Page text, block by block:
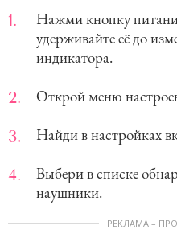
Нажми кнопку
удерживайте её до
индикатора.
Открой меню
Найди в настройках
Выбери в списке
наушники.
РЕКЛАМА –